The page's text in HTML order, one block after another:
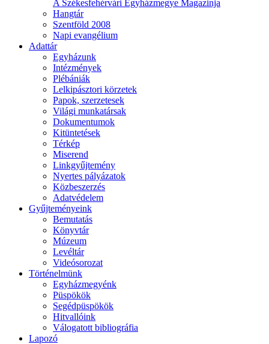
A Székesfehérvári Egyházmegye Magazinja
Hangtár
Szentföld 2008
Napi evangélium
Adattár
Egyházunk
Intézmények
Plébániák
Lelkipásztori körzetek
Papok, szerzetesek
Világi munkatársak
Dokumentumok
Kitüntetések
Térkép
Miserend
Linkgyűjtemény
Nyertes pályázatok
Közbeszerzés
Adatvédelem
Gyűjteményeink
Bemutatás
Könyvtár
Múzeum
Levéltár
Videósorozat
Történelmünk
Egyházmegyénk
Püspökök
Segédpüspökök
Hitvallóink
Válogatott bibliográfia
Lapozó